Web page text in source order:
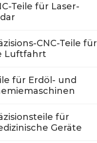
Teile für Laser-
CNC-Teile für
Luftfahrt
für Erdöl- und
für
Geräte